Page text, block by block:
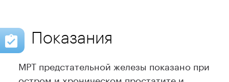
Показания
МРТ предстательной железы показано при
остром и хроническом простатите и